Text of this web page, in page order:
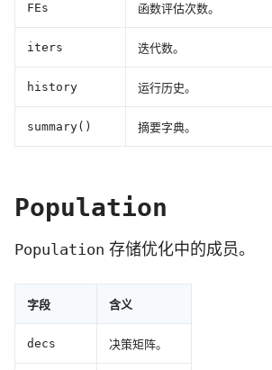
FEs 函数评估次数。
iters 迭代数。
history 运行历史。
summary() 摘要字典。
Population
Population 存储优化中的成员。
字段 含义
decs 决策矩阵。